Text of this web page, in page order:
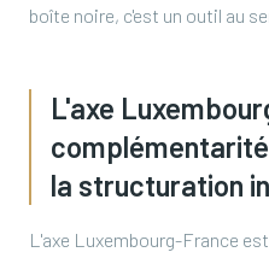
boîte noire, c'est un outil au
L'axe
la structuration
L'axe Luxembourg-France